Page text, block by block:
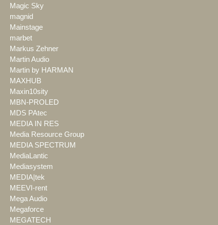
Magic Sky
magnid
Mainstage
marbet
Markus Zehner
Martin Audio
Martin by HARMAN
MAXHUB
Maxin10sity
MBN-PROLED
MDS PAtec
MEDIA IN RES
Media Resource Group
MEDIA SPECTRUM
MediaLantic
Mediasystem
MEDIA|tek
MEEVI-rent
Mega Audio
Megaforce
MEGATECH